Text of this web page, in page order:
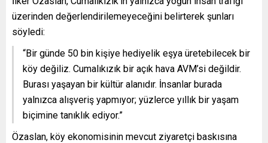
üzerinden değerlendirilemeyeceğini belirterek şunları
söyledi:
“Bir günde 50 bin kişiye hediyelik eşya üretebilecek bir
köy değiliz. Cumalıkızık bir açık hava AVM’si değildir.
Burası yaşayan bir kültür alanıdır. İnsanlar burada
yalnızca alışveriş yapmıyor; yüzlerce yıllık bir yaşam
biçimine tanıklık ediyor.”
Özaslan, köy ekonomisinin mevcut ziyaretçi baskısına